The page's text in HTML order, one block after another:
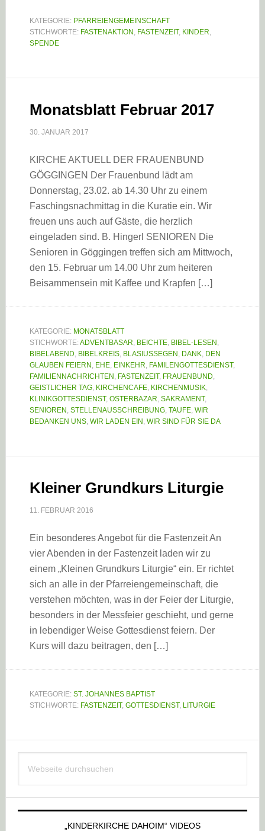
KATEGORIE: PFARREIENGEMEINSCHAFT
STICHWORTE: FASTENAKTION , FASTENZEIT, KINDER,
SPENDE
Monatsblatt Februar 2017
30. JANUAR 2017
KIRCHE AKTUELL DER FRAUENBUND
GÖGGINGEN Der Frauenbund lädt am
Donnerstag, 23.02. ab 14.30 Uhr zu einem
Faschingsnachmittag in die Kuratie ein. Wir
freuen uns auch auf Gäste, die herzlich
eingeladen sind. B. Hingerl SENIOREN Die
Senioren in Göggingen treffen sich am Mittwoch,
den 15. Februar um 14.00 Uhr zum heiteren
Beisammensein mit Kaffee und Krapfen […]
KATEGORIE: MONATSBLATT
STICHWORTE:ADVENTBASAR, BEICHTE, BIBEL-LESEN ,
BIBELABEND, BIBELKREIS, BLASIUSSEGEN , DANK, DEN
GLAUBEN FEIERN , EHE, EINKEHR, FAMILENGOTTESDIENST,
FAMILIENNACHRICHTEN , FASTENZEIT, FRAUENBUND,
GEISTLICHER TAG, KIRCHENCAFE, KIRCHENMUSIK,
KLINIKGOTTESDIENST, OSTERBAZAR, SAKRAMENT,
SENIOREN , STELLENAUSSCHREIBUNG, TAUFE, WIR
BEDANKEN UNS, WIR LADEN EIN , WIR SIND FÜR SIE DA
Kleiner Grundkurs Liturgie
11. FEBRUAR 2016
Ein besonderes Angebot für die Fastenzeit An
vier Abenden in der Fastenzeit laden wir zu
einem „Kleinen Grundkurs Liturgie“ ein. Er richtet
sich an alle in der Pfarreiengemeinschaft, die
verstehen möchten, was in der Feier der Liturgie,
besonders in der Messfeier geschieht, und gerne
in lebendiger Weise Gottesdienst feiern. Der
Kurs will dazu beitragen, den […]
KATEGORIE: ST. JOHANNES BAPTIST
STICHWORTE: FASTENZEIT, GOTTESDIENST, LITURGIE
Haupt-
Sidebar
durchsuchen
„KINDERKIRCHE DAHOIM“ VIDEOS